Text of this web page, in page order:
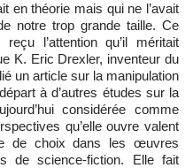
en théorie mais qui ne l’avait
notre trop grande taille. Ce
l’attention qu’il méritait
K. Eric Drexler, inventeur du
un article sur la manipulation
à d’autres études sur la
considérée comme
qu’elle ouvre valent
de choix dans les œuvres
de science-fiction. Elle fait